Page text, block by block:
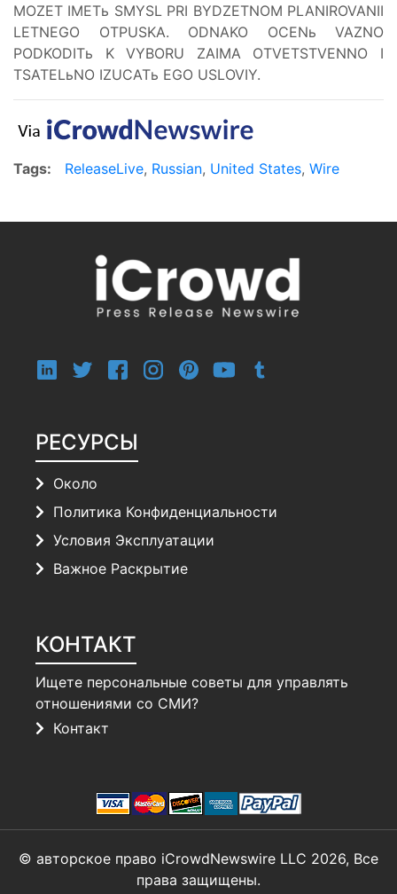
MOZET IMETь SMYSL PRI BYDZETNOM PLANIROVANII
LETNEGO OTPUSKA. ODNAKO OCENь VAZNO
PODKODITь K VYBORU ZAIMA OTVETSTVENNO I
TSATELьNO IZUCATь EGO USLOVIY.
Tags: ReleaseLive, Russian, United States, Wire
РЕСУРСЫ
Около
Политика Конфиденциальности
Условия Эксплуатации
Важное Раскрытие
КОНТАКТ
Ищете персональные советы для управлять
отношениями со СМИ?
Контакт
© авторское право iCrowdNewswire LLC 2026, Все
права защищены.